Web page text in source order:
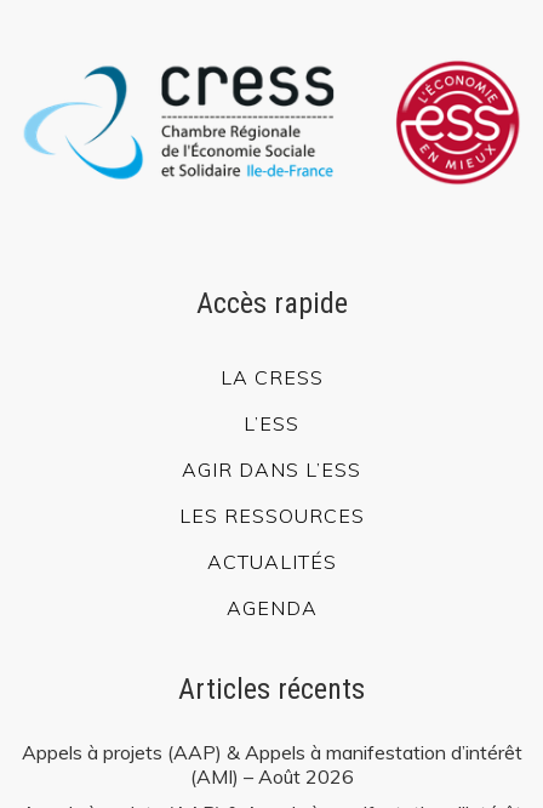
Accès rapide
LA CRESS
L’ESS
AGIR DANS L’ESS
LES RESSOURCES
ACTUALITÉS
AGENDA
Articles récents
Appels à projets (AAP) & Appels à manifestation d’intérêt
(AMI) – Août 2026